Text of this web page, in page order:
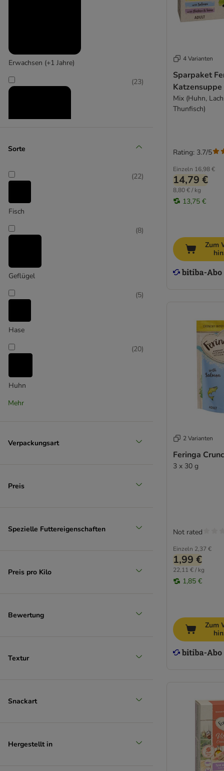
Purizon
Sanabelle
Thrive
Whiskas
Wildes Land
Zesty Paws
Probierpakete Katzensnacks
Erwachsen (+1 Jahre)
(23)
Sorte
Fisch
(22)
Geflügel
(8)
Hase
(5)
Huhn
(20)
Käse
Mehr
Verpackungsart
Preis
Spezielle Futtereigenschaften
Preis pro Kilo
Bewertung
Textur
Snackart
Hergestellt in
4 Varianten
Sparpaket
Mix (Huhn,
Thunfisch)
Einzeln 16,98 €
14,79 €
8,80 € / kg
13,75 €
Rating: 3.7/5
Zum
2 Varianten
Feringa
3 x 30 g
Einzeln 2,37 €
1,99 €
22,11 € / kg
1,85 €
Not rated
Zum